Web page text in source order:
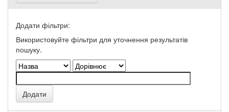
Додати фільтри:
Використовуйте фільтри для уточнення результатів
пошуку.